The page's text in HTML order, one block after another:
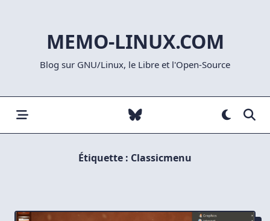
MEMO-LINUX.COM
Blog sur GNU/Linux, le Libre et l'Open-Source
Étiquette : Classicmenu